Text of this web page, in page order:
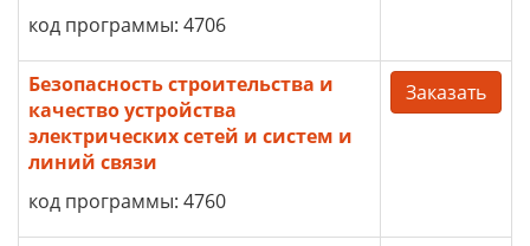
код программы: 4706
Безопасность строительства и
качество устройства
электрических сетей и систем и
линий связи
код программы: 4760
Заказать